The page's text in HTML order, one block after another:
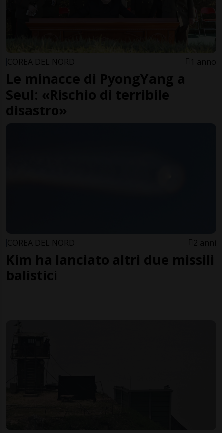
COREA DEL NORD 1 anno
Le minacce di PyongYang a
Seul: «Rischio di terribile
disastro»
COREA DEL NORD 2 anni
Kim ha lanciato altri due missili
balistici